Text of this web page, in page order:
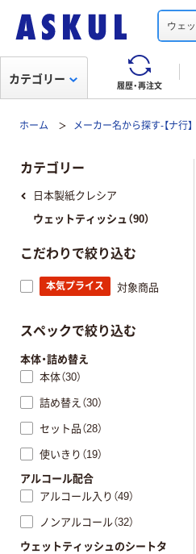
ウェッ
履歴・再注文
カテゴリー
ホーム メーカー名から探す-【ナ行】
カテゴリー
日本製紙クレシア
ウェットティッシュ（90）
こだわりで絞り込む
本気プライス 対象商品
スペックで絞り込む
本体・詰め替え
本体（30）
詰め替え（30）
セット品（28）
使いきり（19）
アルコール配合
アルコール入り（49）
ノンアルコール（32）
ウェットティッシュのシートタ